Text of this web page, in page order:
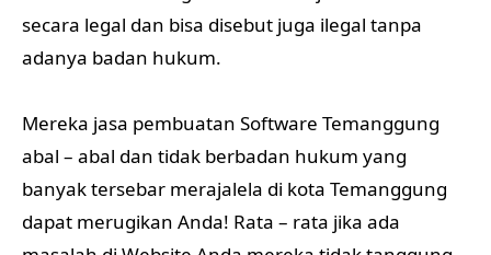
secara legal dan bisa disebut juga ilegal tanpa
adanya badan hukum.
Mereka jasa pembuatan Software Temanggung
abal – abal dan tidak berbadan hukum yang
banyak tersebar merajalela di kota Temanggung
dapat merugikan Anda! Rata – rata jika ada